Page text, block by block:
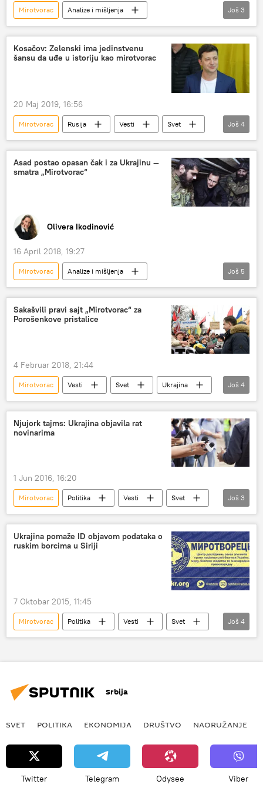
Mirotvorac
Analize i mišljenja
Komentari i Analitika
američka spoljna politika
Soroš fondacija
Još 3
Kosačov: Zelenski ima jedinstvenu
šansu da uđe u istoriju kao mirotvorac
20 Maj 2019, 16:56
Mirotvorac Rusija Vesti
Svet
Ukrajina
Konstantin Kosačov
Vladimir Zelenski
istorija
Još 4
Asad postao opasan čak i za Ukrajinu —
smatra „Mirotvorac“
Olivera Ikodinović
16 April 2018, 19:27
Mirotvorac
Analize i mišljenja
Komentari i Analitika
Vesti
Svet
Ukrajina
Bašar el Asad
Još 5
Sakašvili pravi sajt „Mirotvorac“ za
Porošenkove pristalice
4 Februar 2018, 21:44
Mirotvorac Vesti Svet
Ukrajina
Kijev
Mihail Sakašvili
miting
Evropa
Još 4
Njujork tajms: Ukrajina objavila rat
novinarima
1 Jun 2016, 16:20
Mirotvorac Politika Vesti
Svet
Evropa
novinari Ukrajina
Još 3
Ukrajina pomaže ID objavom podataka o
ruskim borcima u Siriji
7 Oktobar 2015, 11:45
Mirotvorac Politika Vesti
Svet
Ukrajina
vojnici
Još 4
Srbija
SVET POLITIKA EKONOMIJA DRUŠTVO NAORUŽANJE
Twitter Telegram Odysee Viber